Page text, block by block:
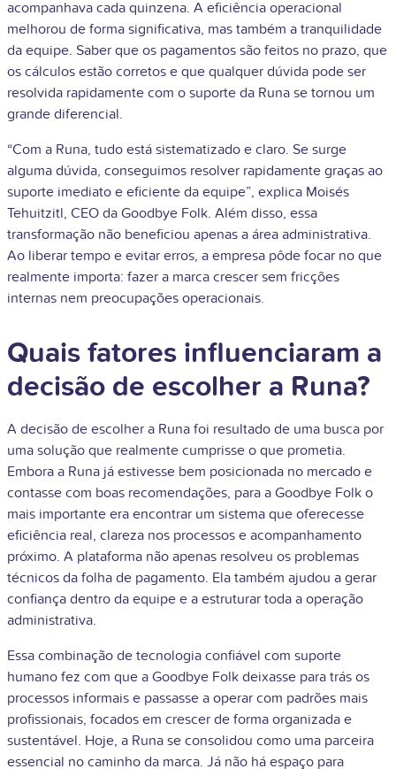
acompanhava cada quinzena. A eficiência operacional
melhorou de forma significativa, mas também a tranquilidade
da equipe. Saber que os pagamentos são feitos no prazo, que
os cálculos estão corretos e que qualquer dúvida pode ser
resolvida rapidamente com o suporte da Runa se tornou um
grande diferencial.
“Com a Runa, tudo está sistematizado e claro. Se surge
alguma dúvida, conseguimos resolver rapidamente graças ao
suporte imediato e eficiente da equipe”, explica Moisés
Tehuitzitl, CEO da Goodbye Folk. Além disso, essa
transformação não beneficiou apenas a área administrativa.
Ao liberar tempo e evitar erros, a empresa pôde focar no que
realmente importa: fazer a marca crescer sem fricções
internas nem preocupações operacionais.
Quais fatores influenciaram a
decisão de escolher a Runa?
A decisão de escolher a Runa foi resultado de uma busca por
uma solução que realmente cumprisse o que prometia.
Embora a Runa já estivesse bem posicionada no mercado e
contasse com boas recomendações, para a Goodbye Folk o
mais importante era encontrar um sistema que oferecesse
eficiência real, clareza nos processos e acompanhamento
próximo. A plataforma não apenas resolveu os problemas
técnicos da folha de pagamento. Ela também ajudou a gerar
confiança dentro da equipe e a estruturar toda a operação
administrativa.
Essa combinação de tecnologia confiável com suporte
humano fez com que a Goodbye Folk deixasse para trás os
processos informais e passasse a operar com padrões mais
profissionais, focados em crescer de forma organizada e
sustentável. Hoje, a Runa se consolidou como uma parceira
essencial no caminho da marca. Já não há espaço para